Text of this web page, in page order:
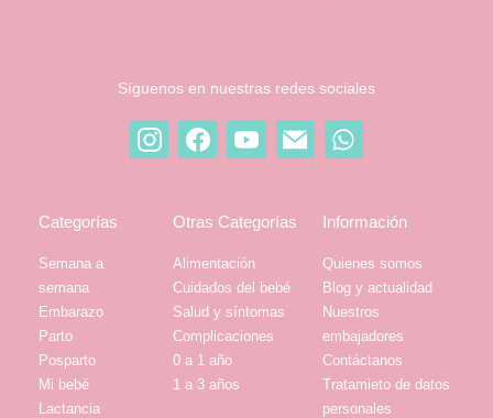
Síguenos en nuestras redes sociales
Categorías
Semana a
semana
Embarazo
Parto
Posparto
Mi bebé
Lactancia
Otras Categorías
Alimentación
Cuidados del bebé
Salud y síntomas
Complicaciones
0 a 1 año
1 a 3 años
Información
Quienes somos
Blog y actualidad
Nuestros
embajadores
Contáctanos
Tratamieto de datos
personales